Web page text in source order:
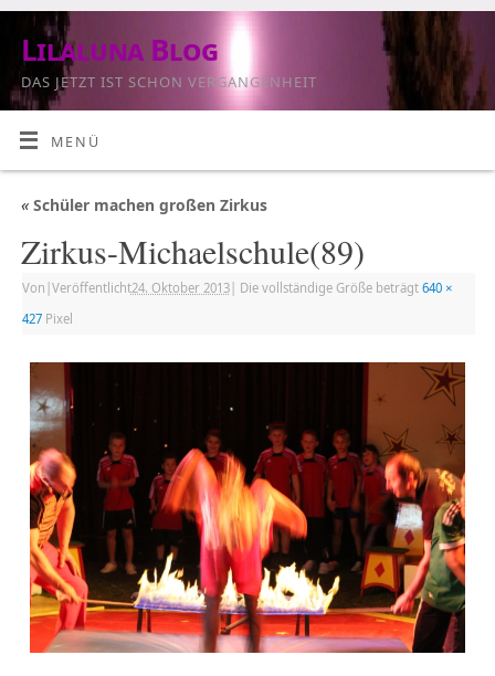
Lilaluna Blog
DAS JETZT IST SCHON VERGANGENHEIT
MENÜ
«Schüler machen großen Zirkus
Zirkus-Michaelschule(89)
Von Veröffentlicht24. Oktober 2013| Die vollständige Größe beträgt 640 ×
427Pixel